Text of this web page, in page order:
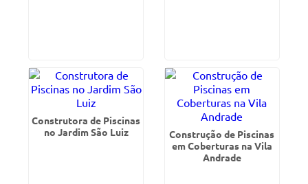
Construtora de Piscinas
no Jardim São Luiz
Construção de Piscinas
em Coberturas na Vila
Andrade